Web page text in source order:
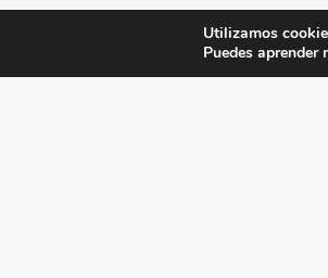
Utilizamos
Puedes